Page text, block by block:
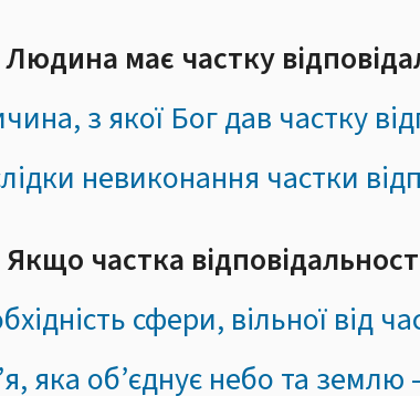
Людина має частку
з якої Бог дав частку
невиконання частки
Якщо частка
сфери, вільної від
яка об’єднує небо та